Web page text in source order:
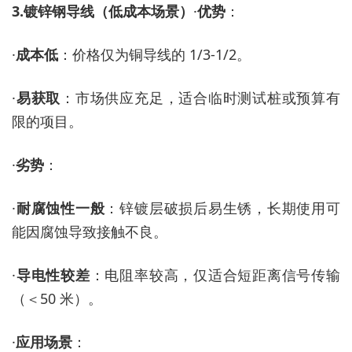
3.镀锌钢导线（低成本场景） ·优势 ：
·成本低 ：价格仅为铜导线的 1/3-1/2。
·易获取 ：市场供应充足，适合临时测试桩或预算有
限的项目。
·劣势 ：
·耐腐蚀性一般 ：锌镀层破损后易生锈，长期使用可
能因腐蚀导致接触不良。
·导电性较差 ：电阻率较高，仅适合短距离信号传输
（＜ 50 米）。
·应用场景 ：